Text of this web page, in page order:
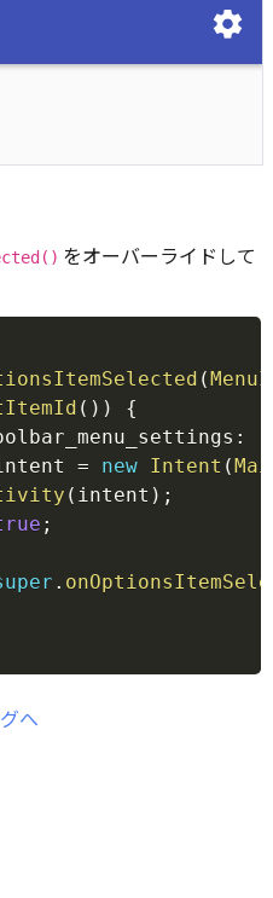
をオーバーライドして
(
( ) )
{
:
= new Intent (
( intent ) ;
;
.